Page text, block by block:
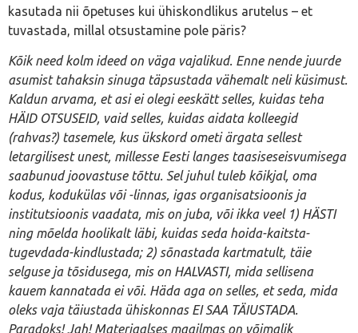
kasutada nii õpetuses kui ühiskondlikus arutelus – et
tuvastada, millal otsustamine pole päris?
Kõik need kolm ideed on väga vajalikud. Enne nende juurde
asumist tahaksin sinuga täpsustada vähemalt neli küsimust.
Kaldun arvama, et asi ei olegi eeskätt selles, kuidas teha
HÄID OTSUSEID, vaid selles, kuidas aidata kolleegid
(rahvas?) tasemele, kus ükskord ometi ärgata sellest
letargilisest unest, millesse Eesti langes taasiseseisvumisega
saabunud joovastuse tõttu. Sel juhul tuleb kõikjal, oma
kodus, kodukülas või -linnas, igas organisatsioonis ja
institutsioonis vaadata, mis on juba, või ikka veel 1) HÄSTI
ning mõelda hoolikalt läbi, kuidas seda hoida-kaitsta-
tugevdada-kindlustada; 2) sõnastada kartmatult, täie
selguse ja tõsidusega, mis on HALVASTI, mida sellisena
kauem kannatada ei või. Häda aga on selles, et seda, mida
oleks vaja täiustada ühiskonnas EI SAA TÄIUSTADA.
Paradoks! Jah! Materiaalses maailmas on võimalik